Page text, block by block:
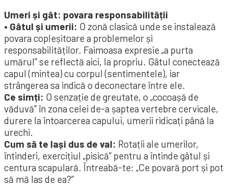
Umeri și gât: povara responsabilității
• Gâtul și umerii: O zonă clasică unde se instalează
povara copleșitoare a problemelor și
responsabilităților. Faimoasa expresie „a purta
umărul” se reflectă aici, la propriu. Gâtul conectează
capul (mintea) cu corpul (sentimentele), iar
strângerea sa indică o deconectare între ele.
Ce simți: O senzație de greutate, o „cocoașă de
văduvă” în zona celei de-a șaptea vertebre cervicale,
durere la întoarcerea capului, umerii ridicați până la
urechi.
Cum să te lași dus de val: Rotații ale umerilor,
întinderi, exercițiul „pisică” pentru a întinde gâtul și
centura scapulară. Întreabă-te: „Ce povară port și pot
să mă las de ea?”